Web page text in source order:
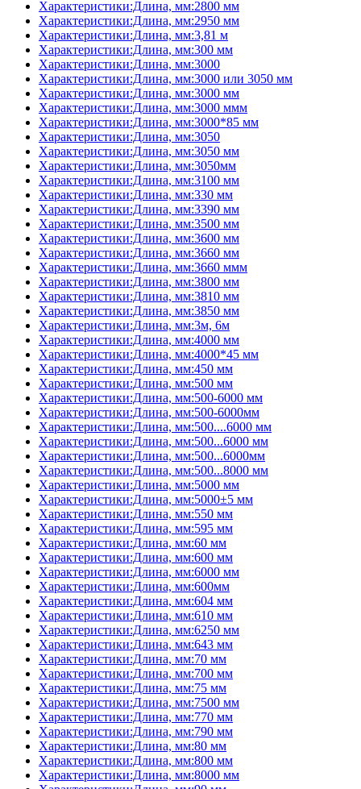
Характеристики:Длина, мм:2800 мм
Характеристики:Длина, мм:2950 мм
Характеристики:Длина, мм:3,81 м
Характеристики:Длина, мм:300 мм
Характеристики:Длина, мм:3000
Характеристики:Длина, мм:3000 или 3050 мм
Характеристики:Длина, мм:3000 мм
Характеристики:Длина, мм:3000 ммм
Характеристики:Длина, мм:3000*85 мм
Характеристики:Длина, мм:3050
Характеристики:Длина, мм:3050 мм
Характеристики:Длина, мм:3050мм
Характеристики:Длина, мм:3100 мм
Характеристики:Длина, мм:330 мм
Характеристики:Длина, мм:3390 мм
Характеристики:Длина, мм:3500 мм
Характеристики:Длина, мм:3600 мм
Характеристики:Длина, мм:3660 мм
Характеристики:Длина, мм:3660 ммм
Характеристики:Длина, мм:3800 мм
Характеристики:Длина, мм:3810 мм
Характеристики:Длина, мм:3850 мм
Характеристики:Длина, мм:3м, 6м
Характеристики:Длина, мм:4000 мм
Характеристики:Длина, мм:4000*45 мм
Характеристики:Длина, мм:450 мм
Характеристики:Длина, мм:500 мм
Характеристики:Длина, мм:500-6000 мм
Характеристики:Длина, мм:500-6000мм
Характеристики:Длина, мм:500....6000 мм
Характеристики:Длина, мм:500...6000 мм
Характеристики:Длина, мм:500...6000мм
Характеристики:Длина, мм:500...8000 мм
Характеристики:Длина, мм:5000 мм
Характеристики:Длина, мм:5000±5 мм
Характеристики:Длина, мм:550 мм
Характеристики:Длина, мм:595 мм
Характеристики:Длина, мм:60 мм
Характеристики:Длина, мм:600 мм
Характеристики:Длина, мм:6000 мм
Характеристики:Длина, мм:600мм
Характеристики:Длина, мм:604 мм
Характеристики:Длина, мм:610 мм
Характеристики:Длина, мм:6250 мм
Характеристики:Длина, мм:643 мм
Характеристики:Длина, мм:70 мм
Характеристики:Длина, мм:700 мм
Характеристики:Длина, мм:75 мм
Характеристики:Длина, мм:7500 мм
Характеристики:Длина, мм:770 мм
Характеристики:Длина, мм:790 мм
Характеристики:Длина, мм:80 мм
Характеристики:Длина, мм:800 мм
Характеристики:Длина, мм:8000 мм